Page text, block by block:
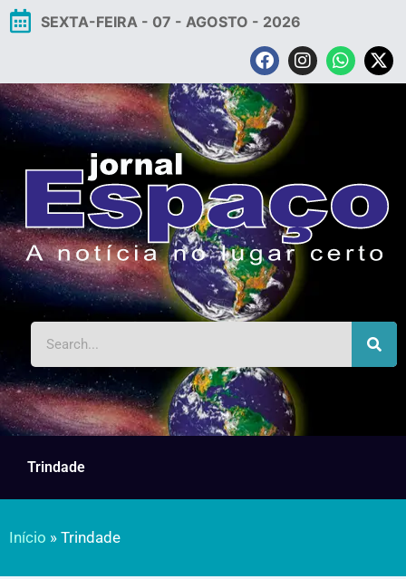
SEXTA-FEIRA - 07 - AGOSTO - 2026
Trindade
Início » Trindade